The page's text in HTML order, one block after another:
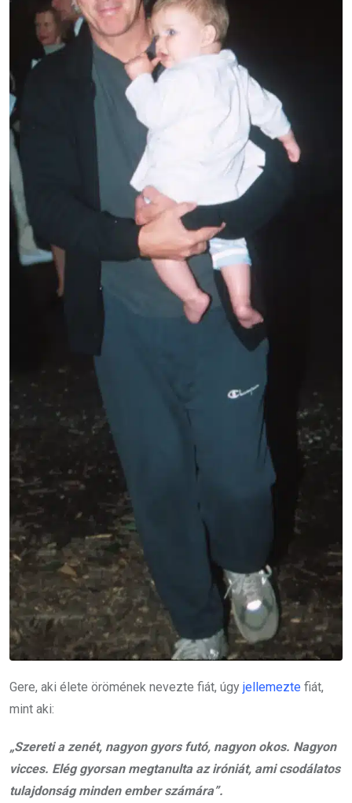
Gere, aki élete örömének nevezte fiát, úgy jellemezte fiát,
mint aki:
„Szereti a zenét, nagyon gyors futó, nagyon okos. Nagyon
vicces. Elég gyorsan megtanulta az iróniát, ami csodálatos
tulajdonság minden ember számára”.